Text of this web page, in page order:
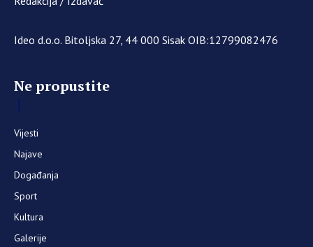
Ideo d.o.o. Bitoljska 27, 44 000 Sisak OIB:12799082476
Ne propustite
Vijesti
Najave
Događanja
Sport
Kultura
Galerije